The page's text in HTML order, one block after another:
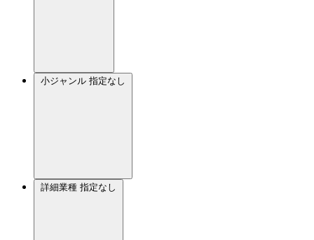
小ジャンル 指定なし
詳細業種 指定なし